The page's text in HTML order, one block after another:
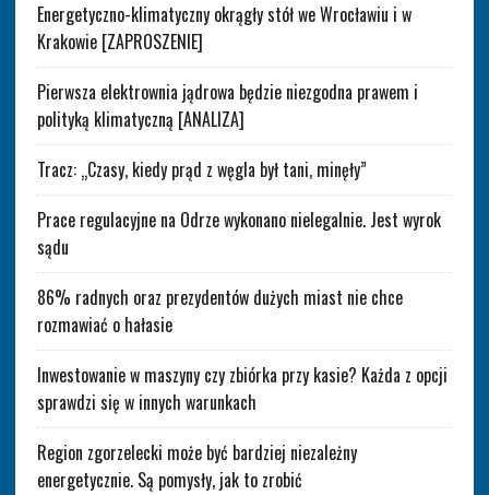
Energetyczno-klimatyczny okrągły stół we Wrocławiu i w
Krakowie [ZAPROSZENIE]
Pierwsza elektrownia jądrowa będzie niezgodna prawem i
polityką klimatyczną [ANALIZA]
Tracz: „Czasy, kiedy prąd z węgla był tani, minęły”
Prace regulacyjne na Odrze wykonano nielegalnie. Jest wyrok
sądu
86% radnych oraz prezydentów dużych miast nie chce
rozmawiać o hałasie
Inwestowanie w maszyny czy zbiórka przy kasie? Każda z opcji
sprawdzi się w innych warunkach
Region zgorzelecki może być bardziej niezależny
energetycznie. Są pomysły, jak to zrobić